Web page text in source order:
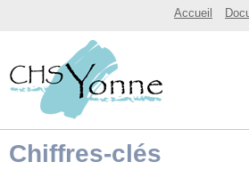
Accueil
CHSY, Centre Hospitalier Spécialisé de
Chiffres-clés